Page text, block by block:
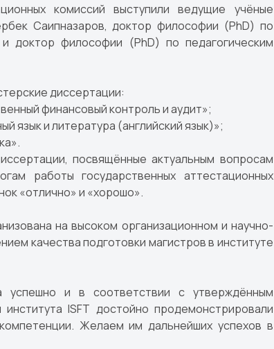
комиссий выступили ведущие учёные
Саипназаров, доктор философии (PhD) по
доктор философии (PhD) по педагогическим
диссертации:
финансовый контроль и аудит»;
язык и литература (английский язык)»;
посвящённые актуальным вопросам
работы государственных аттестационных
«отлично» и «хорошо».
на высоком организационном и научно-
качества подготовки магистров в институте
успешно и в соответствии с утверждённым
ISFT достойно продемонстрировали
Желаем им дальнейших успехов в